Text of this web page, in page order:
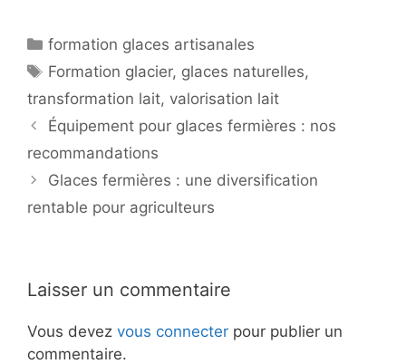
Catégories
formation glaces artisanales
Étiquettes
Formation glacier, glaces naturelles,
transformation lait, valorisation lait
Équipement pour glaces fermières : nos
recommandations
Glaces fermières : une diversification
rentable pour agriculteurs
Laisser un commentaire
Vous devez vous connecter pour publier un
commentaire.